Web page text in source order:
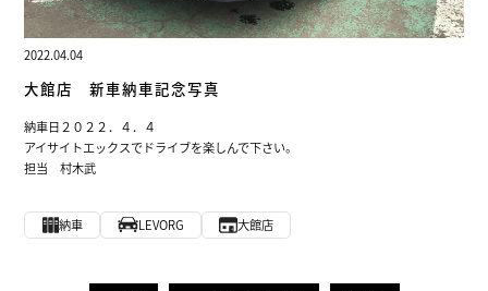
2022.04.04
大館店 新車納車記念写真
納車日２０２２．４．４
アイサイトエックスでドライブを楽しんで下さい。
担当 村木武
納車 LEVORG 大館店